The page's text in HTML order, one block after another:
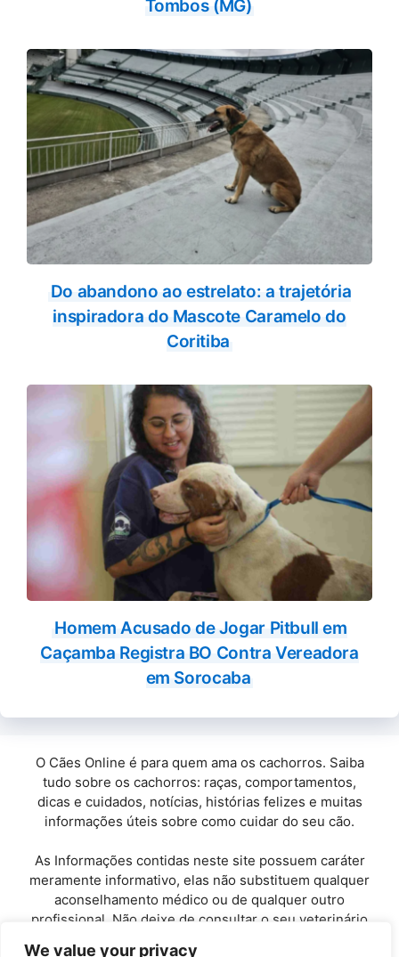
We value your privacy
Tombos (MG)
Do abandono ao estrelato: a trajetória
inspiradora do Mascote Caramelo do
Coritiba
Homem Acusado de Jogar Pitbull em
Caçamba Registra BO Contra Vereadora
em Sorocaba
O Cães Online é para quem ama os cachorros. Saiba
tudo sobre os cachorros: raças, comportamentos,
dicas e cuidados, notícias, histórias felizes e muitas
informações úteis sobre como cuidar do seu cão.
As Informações contidas neste site possuem caráter
meramente informativo, elas não substituem qualquer
aconselhamento médico ou de qualquer outro
profissional. Não deixe de consultar o seu veterinário